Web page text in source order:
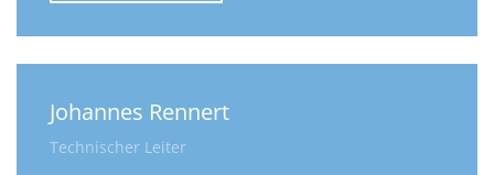
Johannes Rennert
Technischer Leiter